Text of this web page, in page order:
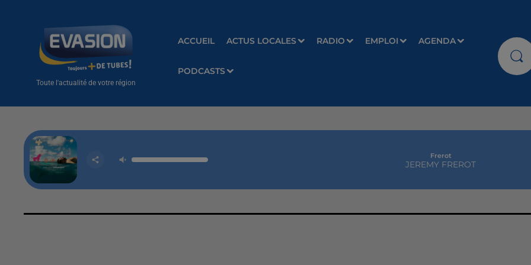
Toute l'actualité de votre région
ACCUEIL ACTUS LOCALES RADIO EMPLOI AGENDA
PODCASTS
Frerot
JEREMY FREROT